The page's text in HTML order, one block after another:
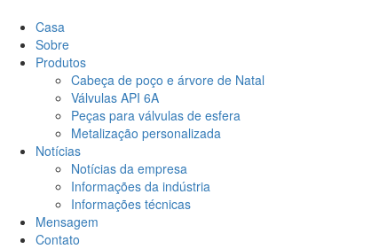
Casa
Sobre
Produtos
Cabeça de poço e árvore de Natal
Válvulas API 6A
Peças para válvulas de esfera
Metalização personalizada
Notícias
Notícias da empresa
Informações da indústria
Informações técnicas
Mensagem
Contato